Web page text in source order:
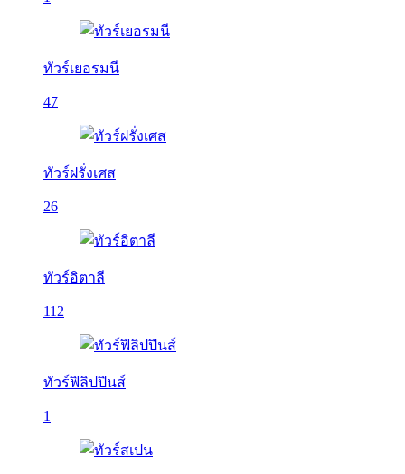
ทัวร์เยอรมนี
47
ทัวร์ฝรั่งเศส
26
ทัวร์อิตาลี
112
ทัวร์ฟิลิปปินส์
1